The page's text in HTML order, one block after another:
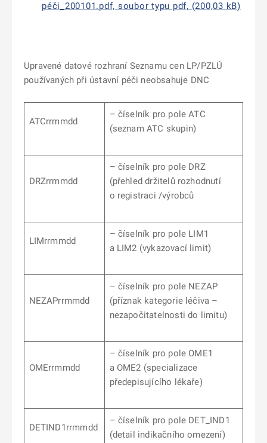
péči_200101.pdf, soubor typu pdf, (200,03 kB)
Upravené datové rozhraní Seznamu cen LP/PZLÚ
používaných při ústavní péči neobsahuje DNC
ATCrrmmdd
– číselník pro pole ATC
(seznam ATC skupin)
DRZrrmmdd
– číselník pro pole DRZ
(přehled držitelů rozhodnutí
o registraci /výrobců
LIMrrmmdd
– číselník pro pole LIM1
a LIM2 (vykazovací limit)
NEZAPrrmmdd
– číselník pro pole NEZAP
(příznak kategorie léčiva –
nezapočitatelnosti do limitu)
OMErrmmdd
– číselník pro pole OME1
a OME2 (specializace
předepisujícího lékaře)
DETIND1rrmmdd
– číselník pro pole DET_IND1
(detail indikačního omezení)